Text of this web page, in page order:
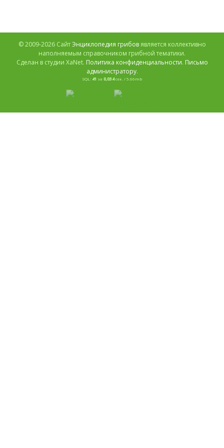
Телефоры Тилопилы Траметес Трутовики
Трюфели Удемансиеллы Феллинопсисы Феллинусы
Феллодоны Филлопорусы Флоккулярия
Цезарский
Цератиомикса
Цистодермы Чага Чайный гриб
Чешуйчатки
Шишкогриб Эксидии
© 2009-2026 СайтЭнциклопедия грибовявляется коллективно
наполняемым справочником грибной тематики.
Сделан в студии XaNet. Политика конфиденциальности. Письмо
администратору.
SQL: 41 за 0,034сек. / 5.66mb